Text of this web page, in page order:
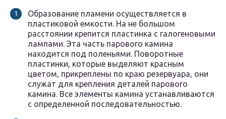
Образование пламени осуществляется в
пластиковой емкости. На не большом
расстоянии крепится пластинка с галогеновыми
лампами. Эта часть парового камина
находится под поленьями. Поворотные
пластинки, которые выделяют красным
цветом, прикреплены по краю резервуара, они
служат для крепления деталей парового
камина. Все элементы камина устанавливаются
с определенной последовательностью.